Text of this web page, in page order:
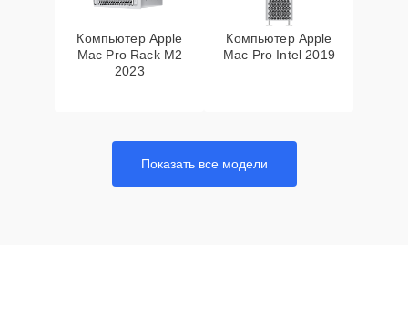
Компьютер Apple
Mac Pro Rack M2
2023
Компьютер Apple
Mac Pro Intel 2019
Показать все модели